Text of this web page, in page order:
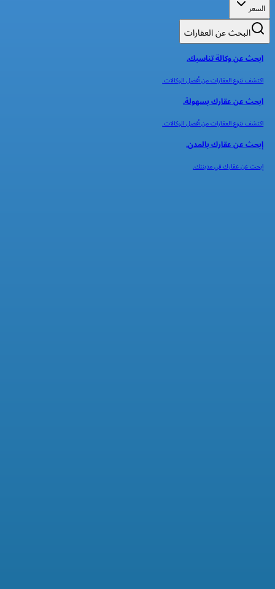
السعر
البحث عن العقارات
ابحث عن وكالة تناسبك.
اكتشف تنوع العقارات من أفضل الوكالات.
ابحث عن عقارك بسهولة.
اكتشف تنوع العقارات من أفضل الوكالات.
إبحث عن عقارك بالمدن.
إبحث عن عقارك في مدينتك.